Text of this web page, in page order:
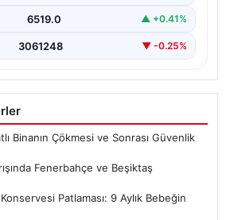
6519.0 ▲ +0.41%
3061248 ▼ -0.25%
Binanın Çökmesi ve Sonrası Güvenlik
Fenerbahçe ve Beşiktaş
Patlaması: 9 Aylık Bebeğin